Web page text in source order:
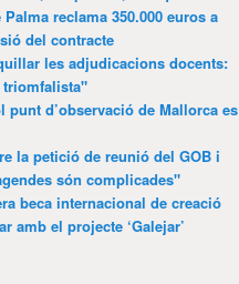
reclama 350.000 euros a
del contracte
les adjudicacions docents:
d’observació de Mallorca es
la petició de reunió del GOB i
són complicades"
beca internacional de creació
amb el projecte ‘Galejar’